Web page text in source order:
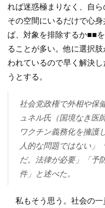
れば迷惑極まりなく、自ら
その空間にいるだけで心
ば、対象を排除するか■■
ることが多い。他に選択
われているので早く解決
うとする。
社会党政権で外相や保
ュネル氏（国境なき医
ワクチン義務化を擁護
人的な問題ではない」
だ。法律が必要」「予
件」と述べた。
私もそう思う。社会の